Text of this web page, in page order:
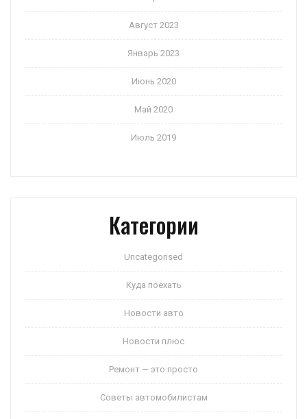
Август 2023
Январь 2023
Июнь 2020
Май 2020
Июль 2019
Категории
Uncategorised
Куда поехать
Новости авто
Новости плюс
Ремонт — это просто
Советы автомобилистам